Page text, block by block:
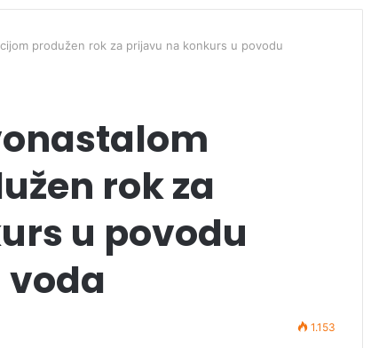
produžen rok za prijavu na konkurs u povodu
rok za
u povodu
1.153